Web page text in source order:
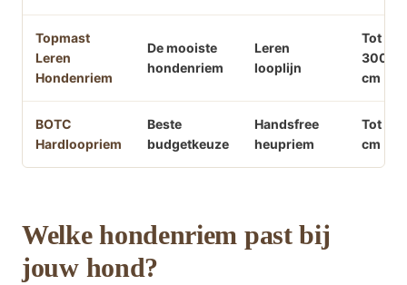
Topmast
Leren
Hondenriem
De mooiste
hondenriem
Leren
looplijn
Tot
300
cm
BOTC
Hardloopriem
Beste
budgetkeuze
Handsfree
heupriem
Tot 170
cm
Welke hondenriem past bij
jouw hond?